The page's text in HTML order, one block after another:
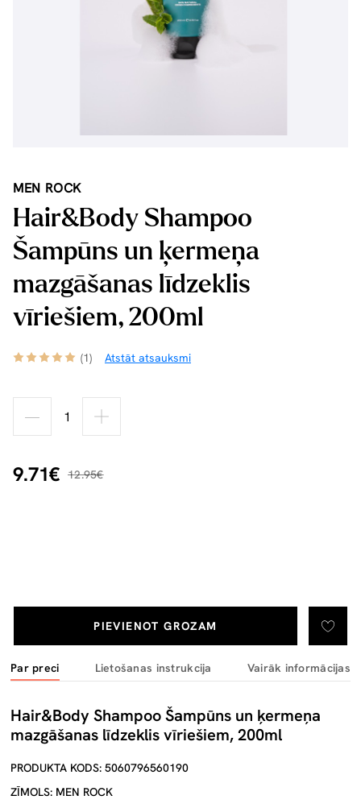
MEN ROCK
Hair&Body Shampoo
Šampūns un ķermeņa
mazgāšanas līdzeklis
vīriešiem, 200ml
(1) Atstāt atsauksmi
9.71€ 12.95€
PIEVIENOT GROZAM
Par preci Lietošanas instrukcija Vairāk informācijas
Hair&Body Shampoo Šampūns un ķermeņa
mazgāšanas līdzeklis vīriešiem, 200ml
PRODUKTA KODS: 5060796560190
ZĪMOLS: MEN ROCK